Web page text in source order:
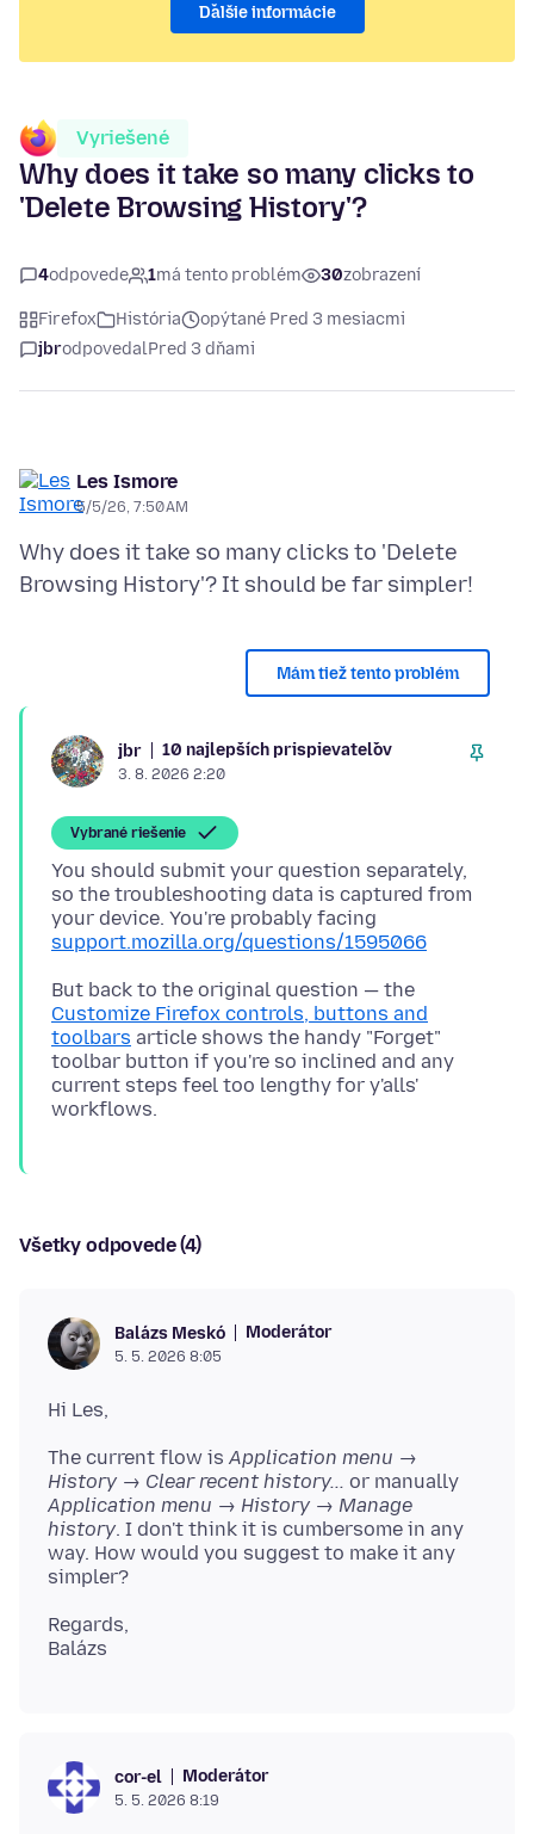
Ďalšie informácie
Vyriešené
Why does it take so many clicks to
'Delete Browsing History'?
4odpovede 1má tento problém 30zobrazení
Firefox História
opýtané Pred 3 mesiacmi
jbrodpovedalPred 3 dňami
Les Ismore
5/5/26, 7:50 AM
Why does it take so many clicks to 'Delete
Mám tiež tento problém
jbr 10 najlepších prispievateľov
3. 8. 2026 2:20
Vybrané riešenie
You should submit your question separately,
so the troubleshooting data is captured from
your device. You're probably facing
support.mozilla.org/questions/1595066
But back to the original question — the
Customize Firefox controls, buttons and
toolbars article shows the handy "Forget"
toolbar button if you're so inclined and any
current steps feel too lengthy for y'alls'
Všetky odpovede (4)
Balázs Meskó Moderátor
5. 5. 2026 8:05
The current flow is Application menu →
History → Clear recent history... or manually
Application menu → History → Manage
history. I don't think it is cumbersome in any
way. How would you suggest to make it any
Regards,
cor-el Moderátor
5. 5. 2026 8:19